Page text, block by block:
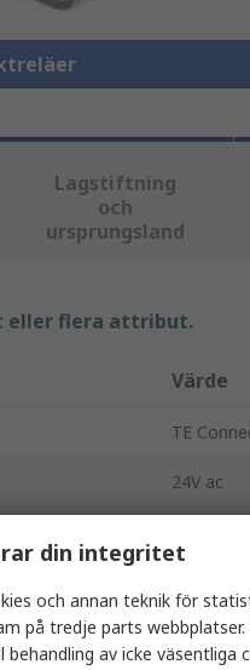
Lagstiftning
och
ursprungsland
eller flera attribut.
Värde
TE
24V ac
Kretskort
din integritet
och annan teknik för
på tredje parts
behandling av icke